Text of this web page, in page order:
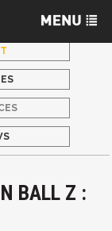
BALL Z :